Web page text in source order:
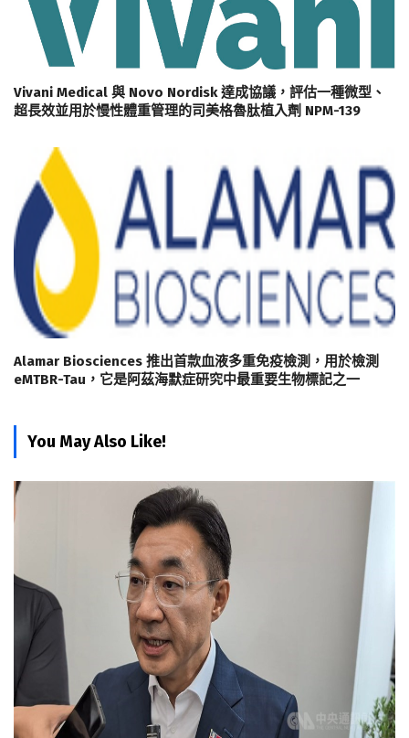
Vivani Medical 與 Novo Nordisk 達成協議，評估一種微型、
超長效並用於慢性體重管理的司美格魯肽植入劑 NPM-139
Alamar Biosciences 推出首款血液多重免疫檢測，用於檢測
eMTBR-Tau，它是阿茲海默症研究中最重要生物標記之一
You May Also Like!